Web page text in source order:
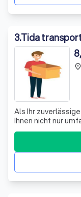
3.Tida
Als Ihr
Ihnen nicht nur
sondern auch
während eines
Transport kleiner
– wir sind für Sie
place